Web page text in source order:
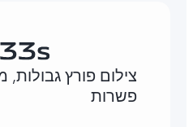
צילום פורץ
פשרות